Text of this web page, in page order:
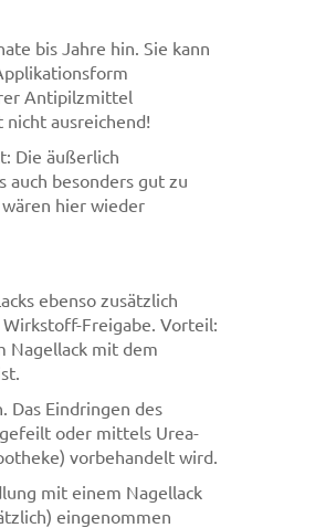
bis Jahre hin. Sie kann
Antipilzmittel
ausreichend!
Die äußerlich
auch besonders gut zu
hier wieder
ebenso zusätzlich
Freigabe. Vorteil:
Nagellack mit dem
Das Eindringen des
oder mittels Urea-
vorbehandelt wird.
mit einem Nagellack
eingenommen